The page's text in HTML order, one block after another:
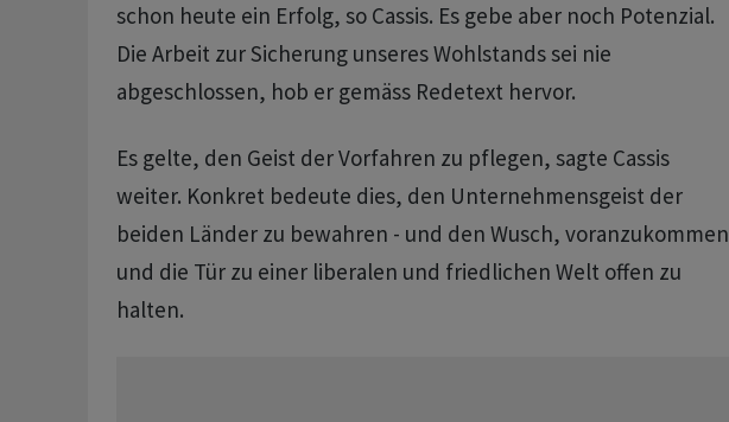
schon heute ein Erfolg, so Cassis. Es gebe aber noch Potenzial.
Die Arbeit zur Sicherung unseres Wohlstands sei nie
abgeschlossen, hob er gemäss Redetext hervor.
Es gelte, den Geist der Vorfahren zu pflegen, sagte Cassis
weiter. Konkret bedeute dies, den Unternehmensgeist der
beiden Länder zu bewahren - und den Wusch, voranzukommen
und die Tür zu einer liberalen und friedlichen Welt offen zu
halten.